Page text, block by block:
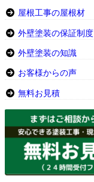
屋根工事の屋根材
外壁塗装の保証制度
外壁塗装の知識
お客様からの声
無料お見積